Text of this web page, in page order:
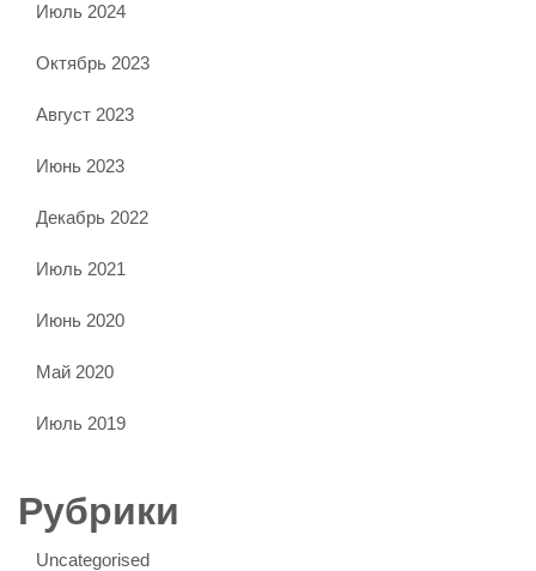
Июль 2024
Октябрь 2023
Август 2023
Июнь 2023
Декабрь 2022
Июль 2021
Июнь 2020
Май 2020
Июль 2019
Рубрики
Uncategorised